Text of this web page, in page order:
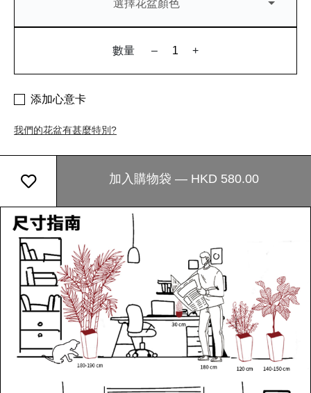
選擇花盆顏色
數量 – +
添加心意卡
我們的花盆有甚麼特別?
加入購物袋 — HKD 580.00